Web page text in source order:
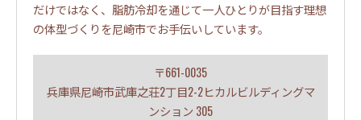
だけではなく、脂肪冷却を通じて一人ひとりが目指す理想
の体型づくりを尼崎市でお手伝いしています。
〒661-0035
兵庫県尼崎市武庫之荘2丁目2-2ヒカルビルディングマ
ンション 305